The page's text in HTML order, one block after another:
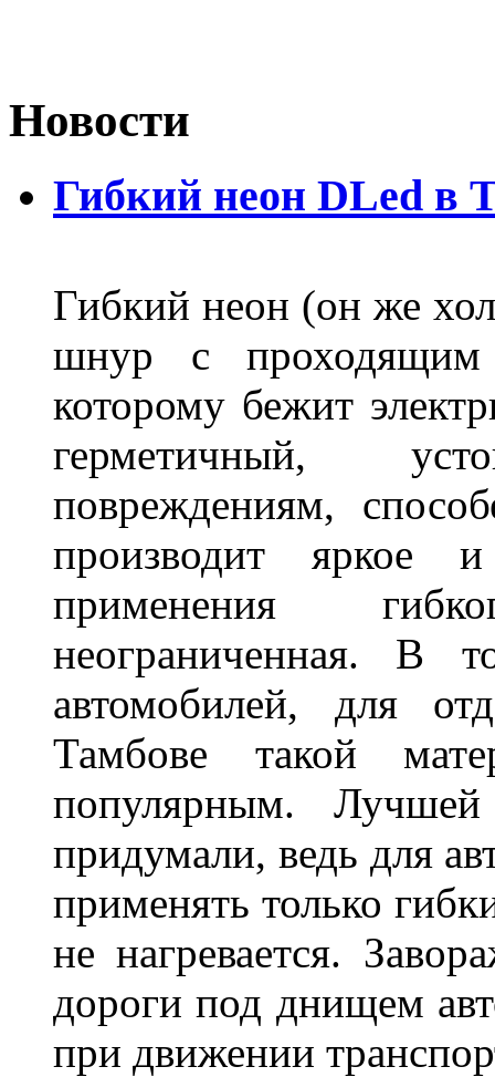
Новости
Гибкий неон DLed в
Гибкий неон (он же
шнур с
которому бежит
герметичный,
повреждениям,
производит яркое
применения
неограниченная.
автомобилей, для
Тамбове такой
популярным.
придумали, ведь для
применять только
не нагревается.
дороги под днищем
при движении